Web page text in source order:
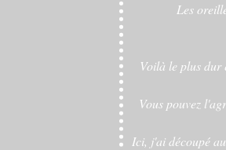
Les
Voilà le plus dur
Vous pouvez
Ici, j'ai découpé